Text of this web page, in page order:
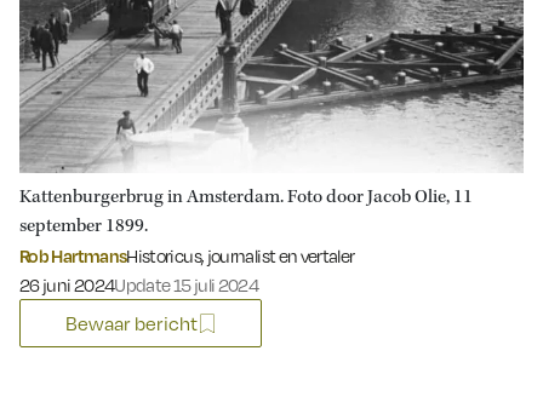
Kattenburgerbrug in Amsterdam. Foto door Jacob Olie, 11
september 1899.
Rob HartmansHistoricus, journalist en vertaler
Gepubliceerd op:
26 juni 2024Update 15 juli 2024
Bewaar bericht